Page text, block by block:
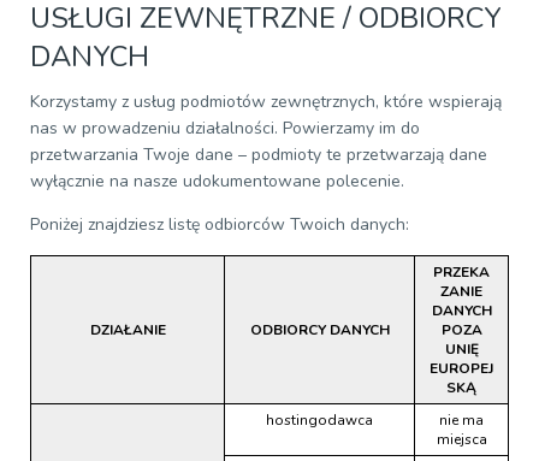
USŁUGI ZEWNĘTRZNE / ODBIORCY
DANYCH
Korzystamy z usług podmiotów zewnętrznych, które wspierają
nas w prowadzeniu działalności. Powierzamy im do
przetwarzania Twoje dane – podmioty te przetwarzają dane
wyłącznie na nasze udokumentowane polecenie.
Poniżej znajdziesz listę odbiorców Twoich danych:
DZIAŁANIE ODBIORCY DANYCH
PRZEKA
ZANIE
DANYCH
POZA
UNIĘ
EUROPEJ
SKĄ
hostingodawca
nie ma
miejsca